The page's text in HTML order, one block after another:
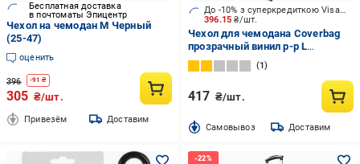
Бесплатная доставка
в почтоматы Эпицентр
Чехол на чемодан M Черный
(25-47)
оценить
396 -91 ₴
305 ₴/шт.
Привезём Доставим
396.15₴/шт.
До -10% з суперкредиткою Visa Вигода
Чехол для чемодана Coverbag
прозрачный винил р-р L
прозрачный
1
417 ₴/шт.
Cамовывоз Доставим